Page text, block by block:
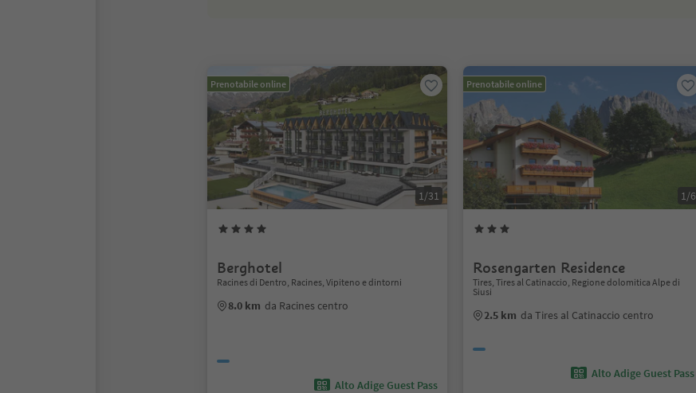
Prenotabile online
1/31
Berghotel
Racines di Dentro, Racines, Vipiteno e dintorni
8.0 km da Racines centro
Alto Adige Guest Pass
Prenotabile online
1/6
Rosengarten Residence
Tires, Tires al Catinaccio, Regione dolomitica Alpe di
Siusi
2.5 km da Tires al Catinaccio centro
Alto Adige Guest Pass